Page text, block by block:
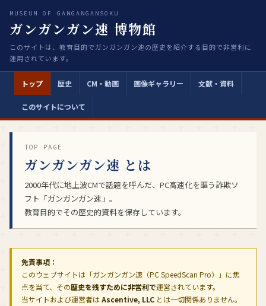
MUSEUM OF GANGANGANSOKU
ガンガンガン速 博物館
このサイトは、教育目的でガンガンガン速の歴史を紹介する目的で非営利に
運用されています。
トップ 歴史 CM・動画 画像ギャラリー 文献・資料
このサイトについて
TOP PAGE
ガンガンガン速 とは
2000年代に地上波CMで話題を呼んだ、PC高速化を謳う詐欺ソ
フト「ガンガンガン速」。
教育目的でその歴史的資料を保存しています。
免責事項：
このウェブサイトは「ガンガンガン速（PC SpeedScan Pro）」に焦
点を当て、その歴史を残すために非営利で運営されています。
当サイトおよび運営者はAscentive, LLC とは一切関係ありません。